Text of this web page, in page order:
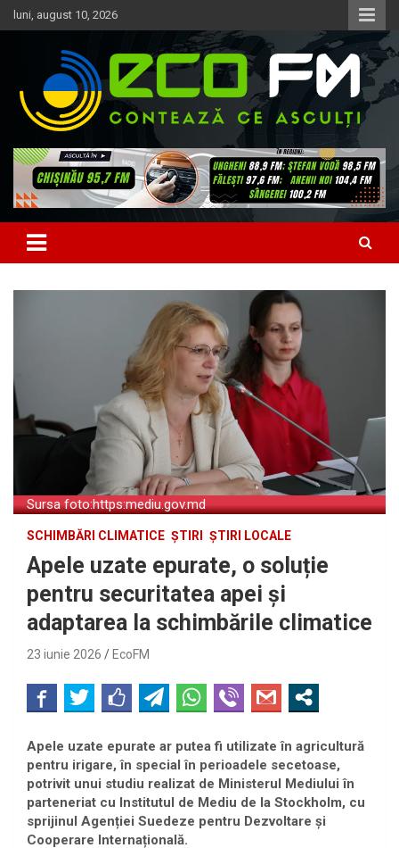
Skip
to
luni, august 10, 2026
EcoFM
Sursa foto:https:mediu.gov.md
SCHIMBĂRI CLIMATICE ȘTIRI ȘTIRI LOCALE
Apele uzate epurate, o soluție
pentru securitatea apei și
adaptarea la schimbările climatice
23 iunie 2026 EcoFM
Apele uzate epurate ar putea fi utilizate în agricultură
pentru irigare, în special în perioadele secetoase,
potrivit unui studiu realizat de Ministerul Mediului în
parteneriat cu Institutul de Mediu de la Stockholm, cu
sprijinul Agenției Suedeze pentru Dezvoltare și
Cooperare Internațională.